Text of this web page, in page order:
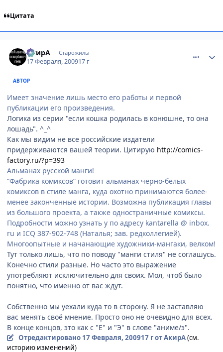
Цитата
АкирА Старожилы
17 Февраля, 200917 г
АВТОР
Имеет значение лишь место его работы и первой
публикации его произведения.
Логика из серии "если кошка родилась в конюшне, то она
лошадь". ^_^
Как мы видим не все российские издатели
придерживаются вашей теории. Цитирую http://comics-
factory.ru/?p=393
Альманах русской манги!
”Фабрика комиксов” готовит альманах черно-белых
комиксов в стиле манга, куда охотно принимаются более-
менее законченные истории. Возможна публикация главы
из большого проекта, а также одностраничные комиксы.
Подробности можно узнать у по адресу kantarella @ inbox.
ru и ICQ 387-902-748 (Наталья; зав. редколлегией).
Многоопытные и начанающие художники-мангаки, велком!
Тут только лишь, что по поводу "манги стиля" не соглашусь.
Конечно стили разные. Но часто это выражение
употребляют исключительно для своих. Мол, чтоб было
понятно, что именно от вас ждут.
Собственно мы уехали куда то в сторону. Я не заставляю
вас менять своё мнение. Просто оно не очевидно для всех.
В конце концов, это как с "Е" и "Э" в слове "аниме/э".
Отредактировано 17 Февраля, 200917 гот АкирА(см.
историю изменений)